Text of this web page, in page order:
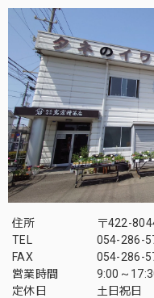
住所
〒422-
TEL
054-286-
FAX
054-286-
営業時間
9:00～
定休日
土日祝日